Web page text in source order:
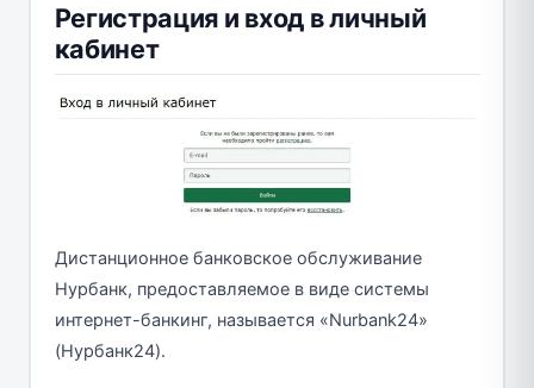
Регистрация и вход в личный
кабинет
Дистанционное банковское обслуживание
Нурбанк, предоставляемое в виде системы
интернет-банкинг, называется «Nurbank24»
(Нурбанк24).